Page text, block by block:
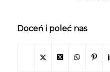
Doceń i poleć nas